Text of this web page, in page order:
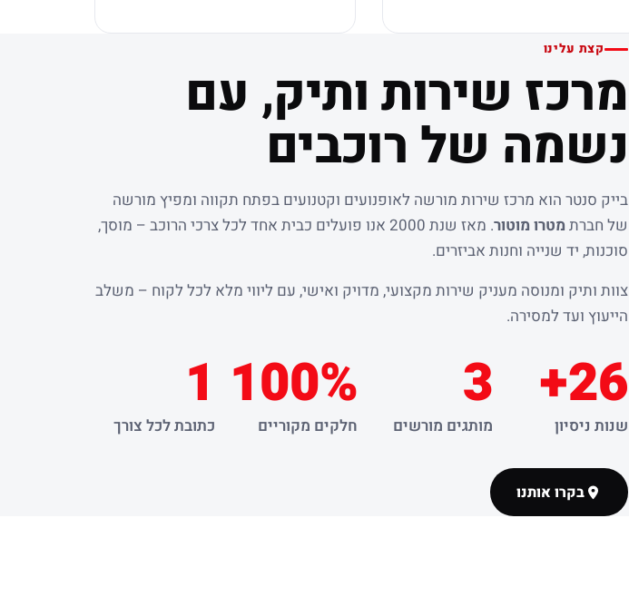
קצת עלינו
מרכז שירות ותיק, עם
נשמה של רוכבים
בייק סנטר הוא מרכז שירות מורשה לאופנועים וקטנועים בפתח תקווה ומפיץ מורשה
של חברת מטרו מוטור
. מאז שנת 2000 אנו פועלים כבית אחד לכל צרכי הרוכב – מוסך,
סוכנות, יד שנייה וחנות אביזרים.
צוות ותיק ומנוסה מעניק שירות מקצועי, מדויק ואישי, עם ליווי מלא לכל לקוח – משלב
הייעוץ ועד למסירה.
26+
שנות ניסיון
3
מותגים מורשים
100%
חלקים מקוריים
1
כתובת לכל צורך
בקרו אותנו